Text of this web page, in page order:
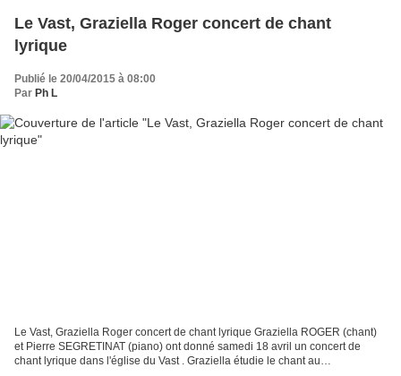
Le Vast, Graziella Roger concert de chant
lyrique
Publié le 20/04/2015 à 08:00
Par Ph L
Le Vast, Graziella Roger concert de chant lyrique Graziella ROGER (chant)
et Pierre SEGRETINAT (piano) ont donné samedi 18 avril un concert de
chant lyrique dans l'église du Vast . Graziella étudie le chant au